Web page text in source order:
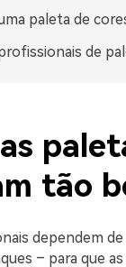
paleta de
de
tão
dependem
– para que